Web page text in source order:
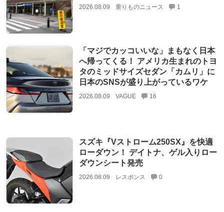
2026.08.09 乗りものニュース 1
「マジでカッコいいな」まもなく日本
へ帰ってくる！ アメリカ生まれのトヨ
タのミッドサイズセダン「カムリ」に
日本のSNSが盛り上がっているワケ
2026.08.09 VAGUE 16
スズキ『Vストローム250SX』を快適
ローダウン！ デイトナ、ゲル入りロー
ダウンシート発売
2026.08.09 レスポンス 0